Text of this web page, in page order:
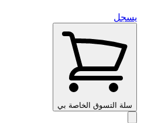
يسجل
سلة التسوق الخاصة بي